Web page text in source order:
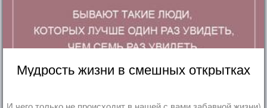
Мудрость жизни в смешных открытках